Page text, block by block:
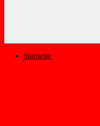
Startseite